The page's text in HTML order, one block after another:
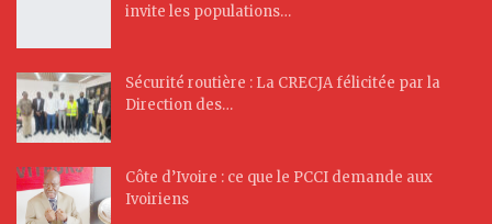
invite les populations…
Sécurité routière : La CRECJA félicitée par la
Direction des…
Côte d’Ivoire : ce que le PCCI demande aux
Ivoiriens